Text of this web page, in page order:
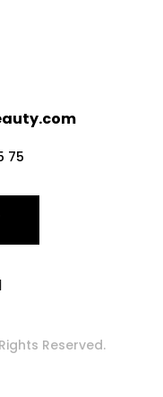
75
Reserved.